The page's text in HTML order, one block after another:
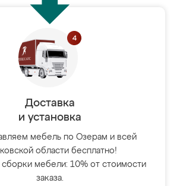
Доставка
и установка
мебель по Озерам и всей
области бесплатно!
мебели: 10% от стоимости
заказа.